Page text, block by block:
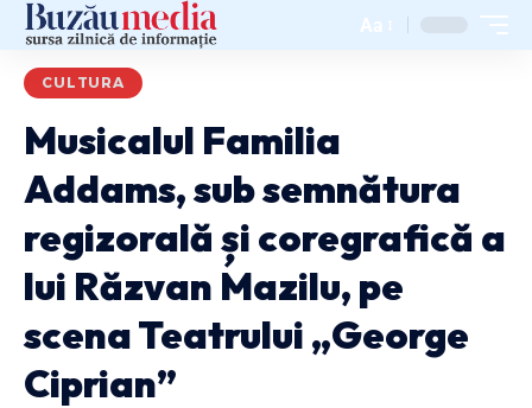
Aa
CULTURA
Musicalul Familia
Addams, sub semnătura
regizorală și coregrafică a
lui Răzvan Mazilu, pe
scena Teatrului „George
Ciprian”